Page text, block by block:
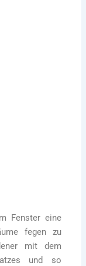
Fenster eine
fegen zu
mit dem
und so